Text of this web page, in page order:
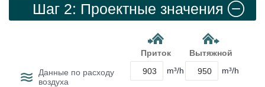
Шаг 2: Проектные значения
Приток Вытяжной
Данные по расходу
воздуха
m³/h m³/h